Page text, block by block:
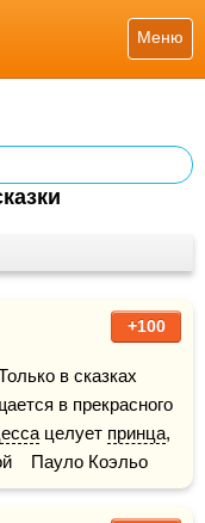
Меню
+100
в сказках
в прекрасного
целует принца,
Пауло Коэльо